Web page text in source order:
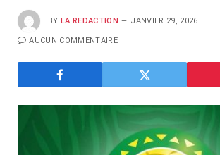
BY LA REDACTION JANVIER 29, 2026
AUCUN COMMENTAIRE